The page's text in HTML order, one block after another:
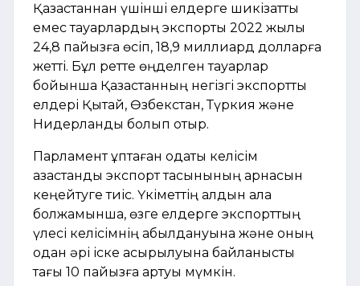
Қазақстаннан үшінші елдерге шикізаттық
емес тауарлардың экспорты 2022 жылы
24,8 пайызға өсіп, 18,9 миллиард долларға
жетті. Бұл ретте өңделген тауарлар
бойынша Қазақстанның негізгі экспорттық
елдері Қытай, Өзбекстан, Түркия және
Нидерланды болып отыр.
Парламент құптаған одақтық келісім
қазақстандық экспорт тасқынының арнасын
кеңейтуге тиіс. Үкіметтің алдын ала
болжамынша, өзге елдерге экспорттың
үлесі келісімнің қабылдануына және оның
одан әрі іске асырылуына байланысты
тағы 10 пайызға артуы мүмкін.